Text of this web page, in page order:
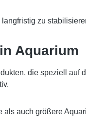
zu
Aquarium
die speziell auf
auch größere